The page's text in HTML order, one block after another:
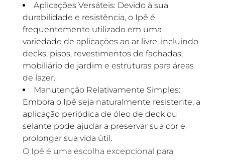
Aplicações Versáteis: Devido à sua
durabilidade e resistência, o Ipê é
frequentemente utilizado em uma
variedade de aplicações ao ar livre, incluindo
decks, pisos, revestimentos de fachadas,
mobiliário de jardim e estruturas para áreas
de lazer.
Manutenção Relativamente Simples:
Embora o Ipê seja naturalmente resistente, a
aplicação periódica de óleo de deck ou
selante pode ajudar a preservar sua cor e
prolongar sua vida útil.
O Ipê é uma escolha excepcional para